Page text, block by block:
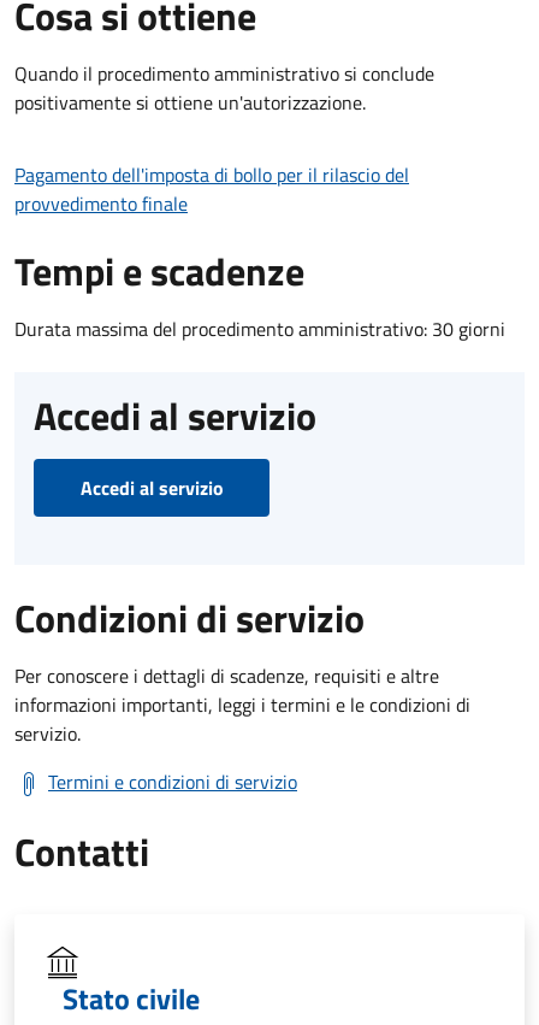
Cosa si ottiene
Quando il procedimento amministrativo si conclude
positivamente si ottiene un'autorizzazione.
Pagamento dell'imposta di bollo per il rilascio del
provvedimento finale
Tempi e scadenze
Durata massima del procedimento amministrativo: 30 giorni
Accedi al servizio
Accedi al servizio
Condizioni di servizio
Per conoscere i dettagli di scadenze, requisiti e altre
informazioni importanti, leggi i termini e le condizioni di
servizio.
Termini e condizioni di servizio
Contatti
Stato civile